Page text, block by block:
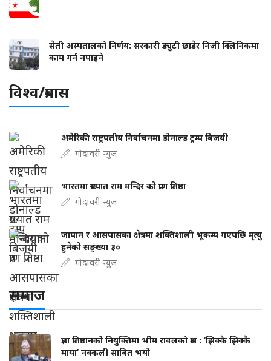
सेती अस्पतालको निर्णय: सरकारी ड्युटी छाडेर निजी क्लिनिकमा
काम गर्न नपाइने
विश्व/प्रबास
अमेरिकी राष्ट्रपतीय निर्वाचनमा डोनाल्ड ट्रम्प बिजयी
गोदावरी न्युज
भारतमा प्रख्यात राम मन्दिर को प्राण प्रतिष्ठा
गोदावरी न्युज
जापान र आसपासका क्षेत्रमा शक्तिशाली भूकम्प गएपछि मृत्यु
हुनेको सङ्ख्या ३०
गोदावरी न्युज
समाज
प्रज्ञा प्रतिष्ठानको नियुक्तिमा भीम रावलको प्रश्न : ‘झिक्कै झिक्कै
माया’ नक्कली साबित भयो